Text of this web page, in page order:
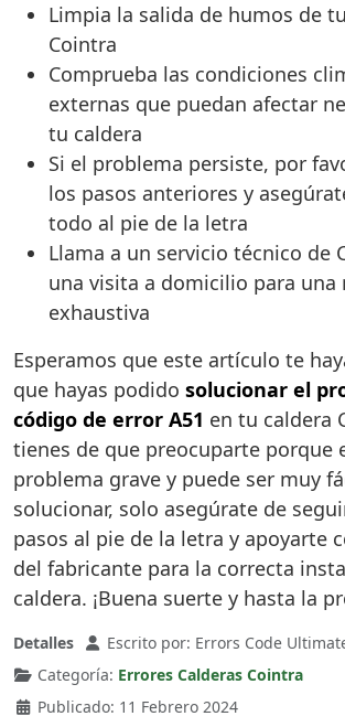
Limpia la salida de humos de
Cointra
Comprueba las condiciones
externas que puedan afectar
tu caldera
Si el problema persiste, por
los pasos anteriores y
todo al pie de la letra
Llama a un servicio técnico de
una visita a domicilio para una
exhaustiva
Esperamos que este artículo te
que hayas podido solucionar el
código de error A51 en tu caldera
tienes de que preocuparte porque
problema grave y puede ser muy
solucionar, solo asegúrate de
pasos al pie de la letra y apoyarte
del fabricante para la correcta
caldera. ¡Buena suerte y hasta la
Detalles Escrito por: Errors Code
Categoría: Errores Calderas Cointra
Publicado: 11 Febrero 2024